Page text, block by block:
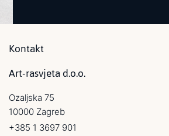
Kontakt
Art-rasvjeta d.o.o.
Ozaljska 75
10000 Zagreb
+385 1 3697 901